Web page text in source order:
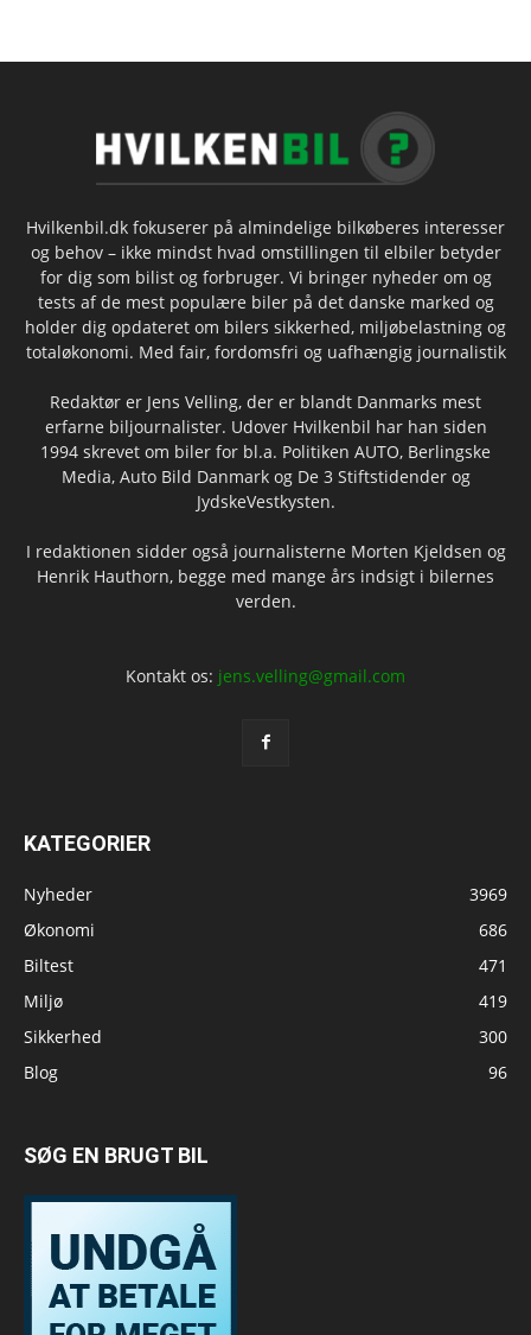
Hvilkenbil.dk fokuserer på almindelige bilkøberes interesser
og behov – ikke mindst hvad omstillingen til elbiler betyder
for dig som bilist og forbruger. Vi bringer nyheder om og
tests af de mest populære biler på det danske marked og
holder dig opdateret om bilers sikkerhed, miljøbelastning og
totaløkonomi. Med fair, fordomsfri og uafhængig journalistik
Redaktør er Jens Velling, der er blandt Danmarks mest
erfarne biljournalister. Udover Hvilkenbil har han siden
1994 skrevet om biler for bl.a. Politiken AUTO, Berlingske
Media, Auto Bild Danmark og De 3 Stiftstidender og
JydskeVestkysten.
I redaktionen sidder også journalisterne Morten Kjeldsen og
Henrik Hauthorn, begge med mange års indsigt i bilernes
verden.
Kontakt os: jens.velling@gmail.com
KATEGORIER
Nyheder
3969
Økonomi
686
Biltest
471
Miljø
419
Sikkerhed
300
Blog
96
SØG EN BRUGT BIL